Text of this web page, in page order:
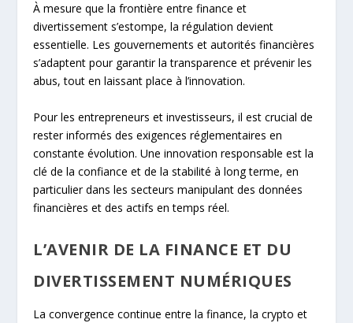
À mesure que la frontière entre finance et
divertissement s’estompe, la régulation devient
essentielle. Les gouvernements et autorités financières
s’adaptent pour garantir la transparence et prévenir les
abus, tout en laissant place à l’innovation.
Pour les entrepreneurs et investisseurs, il est crucial de
rester informés des exigences réglementaires en
constante évolution. Une innovation responsable est la
clé de la confiance et de la stabilité à long terme, en
particulier dans les secteurs manipulant des données
financières et des actifs en temps réel.
L’AVENIR DE LA FINANCE ET DU
DIVERTISSEMENT NUMÉRIQUES
La convergence continue entre la finance, la crypto et